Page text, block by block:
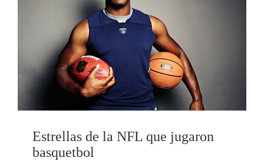
Estrellas de la NFL que jugaron
basquetbol